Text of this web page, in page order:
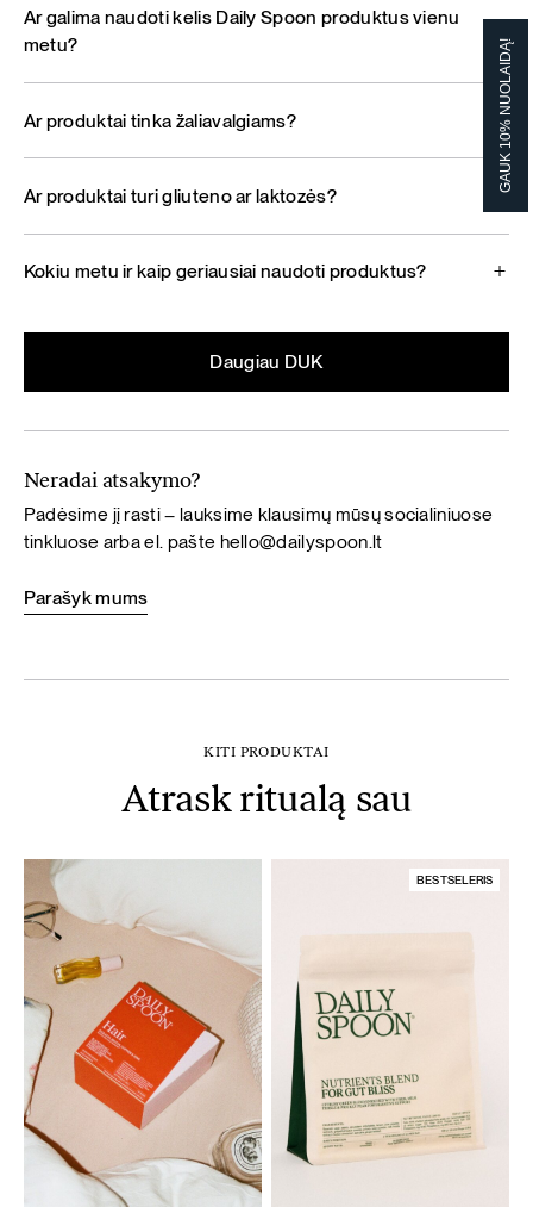
Ar galima naudoti kelis Daily Spoon produktus vienu
metu?
Ar produktai tinka žaliavalgiams?
Ar produktai turi gliuteno ar laktozės?
Kokiu metu ir kaip geriausiai naudoti produktus?
Daugiau DUK
Neradai atsakymo?
Padėsime jį rasti – lauksime klausimų mūsų socialiniuose
tinkluose arba el. pašte hello@dailyspoon.lt
Parašyk mums
KITI PRODUKTAI
Atrask ritualą sau
BESTSELERIS
GAUK 10% NUOLAIDĄ!